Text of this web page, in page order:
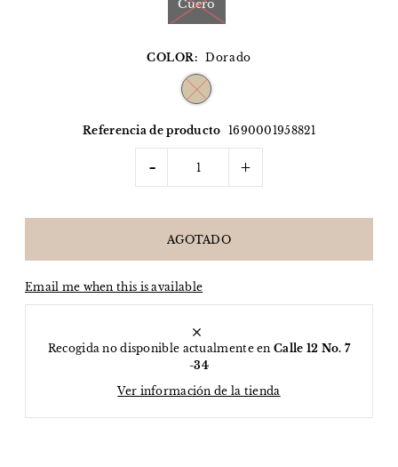
Cuero
COLOR: Dorado
Referencia de producto 1690001958821
- +
Email me when this is available
Recogida no disponible actualmente enCalle 12 No. 7
-34
Ver información de la tienda